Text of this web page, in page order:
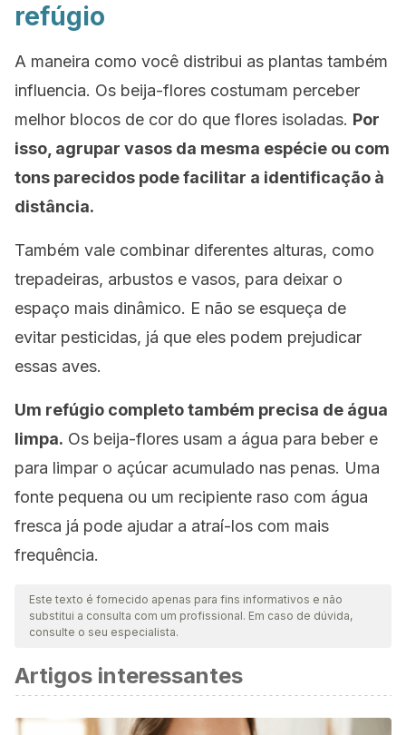
refúgio
A maneira como você distribui as plantas também
influencia. Os beija-flores costumam perceber
melhor blocos de cor do que flores isoladas. Por
isso, agrupar vasos da mesma espécie ou com
tons parecidos pode facilitar a identificação à
distância.
Também vale combinar diferentes alturas, como
trepadeiras, arbustos e vasos, para deixar o
espaço mais dinâmico. E não se esqueça de
evitar pesticidas, já que eles podem prejudicar
essas aves.
Um refúgio completo também precisa de água
limpa. Os beija-flores usam a água para beber e
para limpar o açúcar acumulado nas penas. Uma
fonte pequena ou um recipiente raso com água
fresca já pode ajudar a atraí-los com mais
frequência.
Este texto é fornecido apenas para fins informativos e não
substitui a consulta com um profissional. Em caso de dúvida,
consulte o seu especialista.
Artigos interessantes